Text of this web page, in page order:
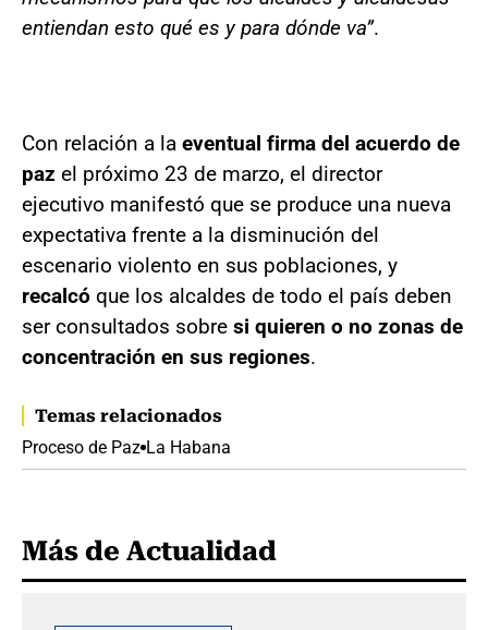
entiendan esto qué es y para dónde va”.
Con relación a la eventual firma del acuerdo de
paz el próximo 23 de marzo, el director
ejecutivo manifestó que se produce una nueva
expectativa frente a la disminución del
escenario violento en sus poblaciones, y
recalcó que los alcaldes de todo el país deben
ser consultados sobre si quieren o no zonas de
concentración en sus regiones.
Temas relacionados
Proceso de Paz La Habana
Más de Actualidad